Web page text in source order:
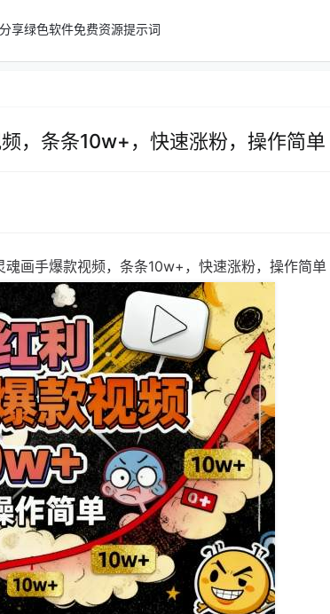
享绿色软件免费资源提示词
，条条10w+，快速涨粉，操作简单
魂画手爆款视频，条条10w+，快速涨粉，操作简单